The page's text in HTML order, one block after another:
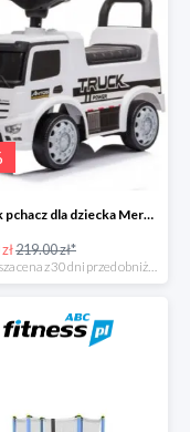
Jeździk pchacz dla dziecka Mercedes Antos Truck - biały
219.00 zł*
*najniższa cena z 30 dni przed obniżką